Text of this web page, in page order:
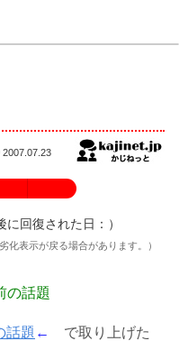
2007.07.23
に回復された日： ）
化表示が戻る場合があります。）
の話題
話題 ←
で取り上げた